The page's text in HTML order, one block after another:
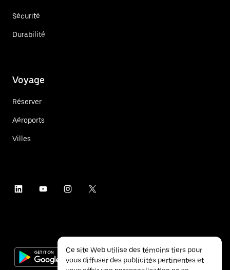
Sécurité
Durabilité
Voyage
Réserver
Aéroports
Villes
Ce site Web utilise des témoins tiers pour
vous diffuser des publicités pertinentes et